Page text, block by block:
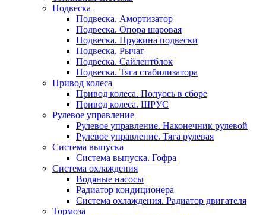
Подвеска
Подвеска. Амортизатор
Подвеска. Опора шаровая
Подвеска. Пружина подвески
Подвеска. Рычаг
Подвеска. Сайлентблок
Подвеска. Тяга стабилизатора
Привод колеса
Привод колеса. Полуось в сборе
Привод колеса. ШРУС
Рулевое управление
Рулевое управление. Наконечник рулевой
Рулевое управление. Тяга рулевая
Система выпуска
Система выпуска. Гофра
Система охлаждения
Водяные насосы
Радиатор кондиционера
Система охлаждения. Радиатор двигателя
Тормоза